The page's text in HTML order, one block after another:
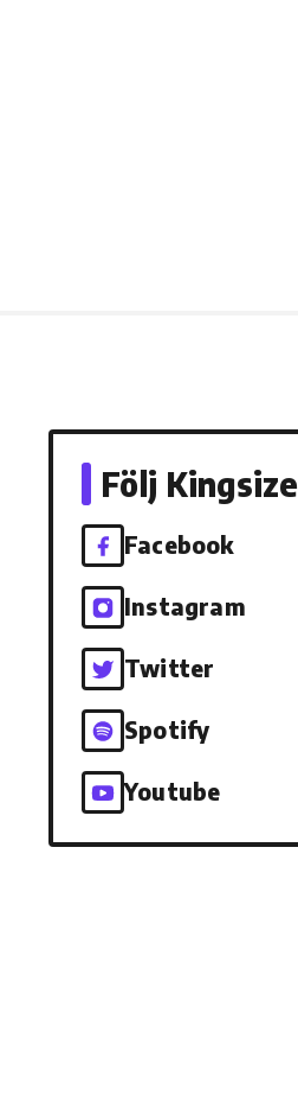
Följ Kingsize
Facebook
Instagram
Twitter
Spotify
Youtube